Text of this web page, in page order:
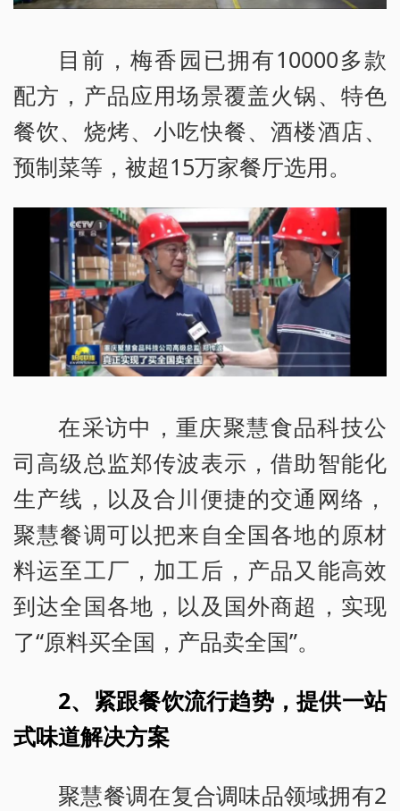
目前，梅香园已拥有10000多款
配方，产品应用场景覆盖火锅、特色
餐饮、烧烤、小吃快餐、酒楼酒店、
预制菜等，被超15万家餐厅选用。
在采访中，重庆聚慧食品科技公
司高级总监郑传波表示，借助智能化
生产线，以及合川便捷的交通网络，
聚慧餐调可以把来自全国各地的原材
料运至工厂，加工后，产品又能高效
到达全国各地，以及国外商超，实现
了“原料买全国，产品卖全国”。
2、紧跟餐饮流行趋势，提供一站
式味道解决方案
聚慧餐调在复合调味品领域拥有2